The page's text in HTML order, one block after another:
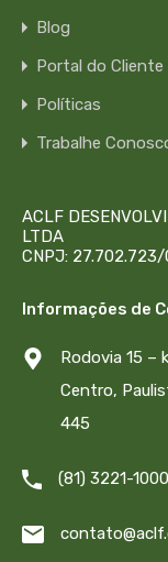
Blog
Portal do Cliente
Políticas
Trabalhe
ACLF
LTDA
CNPJ:
Informações de
Rodovia 15 –
Centro,
445
(81) 3221-1000